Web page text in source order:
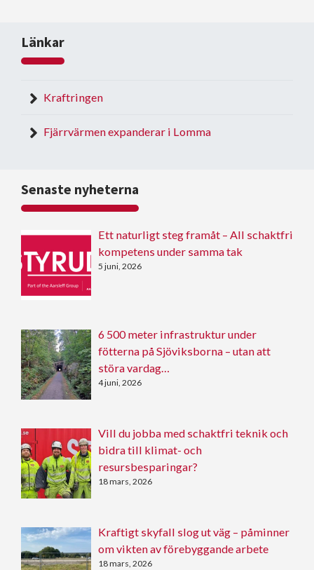
Senaste nyheterna
Ett naturligt steg framåt – All schaktfri
kompetens under samma tak
5 juni, 2026
6 500 meter infrastruktur under
fötterna på Sjöviksborna – utan att
störa vardag…
4 juni, 2026
Vill du jobba med schaktfri teknik och
bidra till klimat- och
resursbesparingar?
18 mars, 2026
Kraftigt skyfall slog ut väg – påminner
om vikten av förebyggande arbete
18 mars, 2026
Länkar
Kraftringen
Fjärrvärmen expanderar i Lomma